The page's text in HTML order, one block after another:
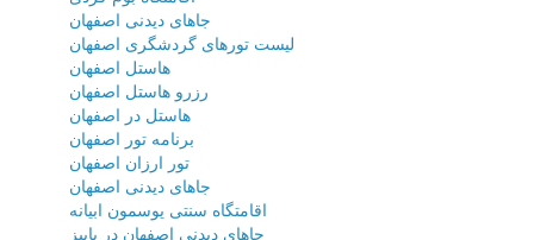
جاهای دیدنی اصفهان
لیست تورهای گردشگری اصفهان
هاستل اصفهان
رزرو هاستل اصفهان
هاستل در اصفهان
برنامه تور اصفهان
تور ارزان اصفهان
جاهای دیدنی اصفهان
اقامتگاه سنتی یوسمون ابیانه
جاهای دیدنی اصفهان در پاییز